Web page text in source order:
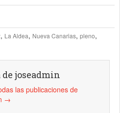
, La Aldea, Nueva Canarias, pleno,
de joseadmin
las publicaciones de
→